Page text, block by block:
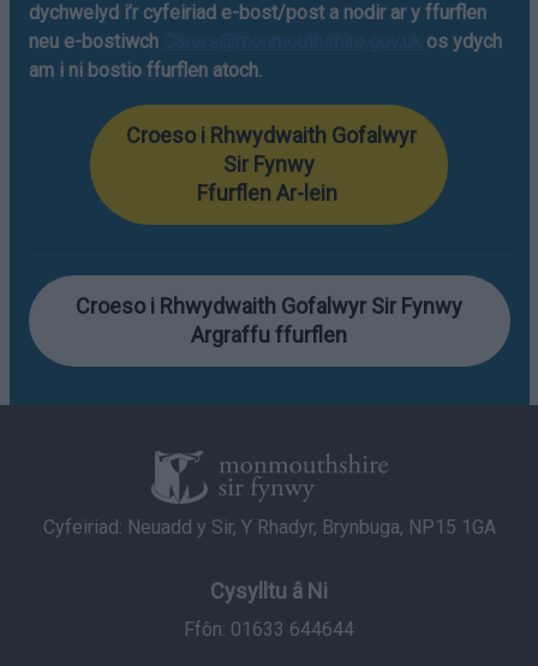
dychwelyd i’r cyfeiriad e-bost/post a nodir ar y ffurflen
neu e-bostiwch
os ydych
am i ni bostio ffurflen atoch.
Croeso i Rhwydwaith Gofalwyr
Sir Fynwy
Ffurflen Ar-lein
Croeso i Rhwydwaith Gofalwyr Sir Fynwy
Argraffu ffurflen
Cyfeiriad: Neuadd y Sir, Y Rhadyr, Brynbuga, NP15 1GA
Cysylltu â Ni
Ffôn: 01633 644644